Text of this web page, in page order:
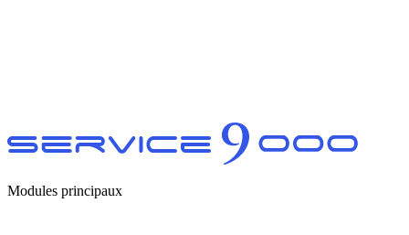
Modules principaux